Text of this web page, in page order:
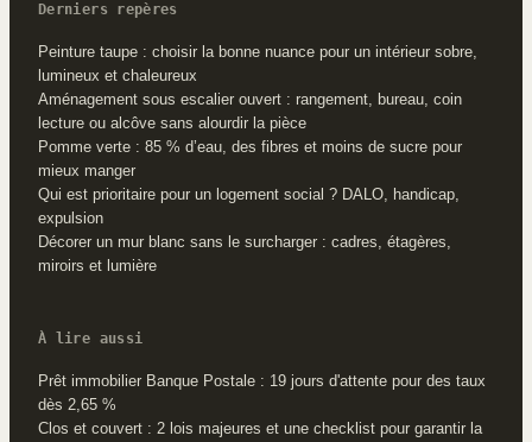
Derniers repères
Peinture taupe : choisir la bonne nuance pour un intérieur sobre,
lumineux et chaleureux
Aménagement sous escalier ouvert : rangement, bureau, coin
lecture ou alcôve sans alourdir la pièce
Pomme verte : 85 % d’eau, des fibres et moins de sucre pour
mieux manger
Qui est prioritaire pour un logement social ? DALO, handicap,
expulsion
Décorer un mur blanc sans le surcharger : cadres, étagères,
miroirs et lumière
À lire aussi
Prêt immobilier Banque Postale : 19 jours d'attente pour des taux
dès 2,65 %
Clos et couvert : 2 lois majeures et une checklist pour garantir la